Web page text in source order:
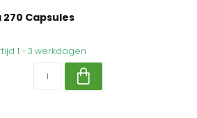
Capsules
1 - 3 werkdagen